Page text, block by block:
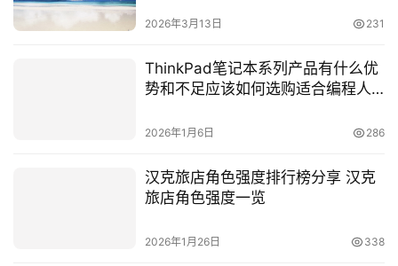
2026年3月13日 231
ThinkPad笔记本系列产品有什么优
势和不足应该如何选购适合编程人
2026年1月6日 286
汉克旅店角色强度排行榜分享 汉克
旅店角色强度一览